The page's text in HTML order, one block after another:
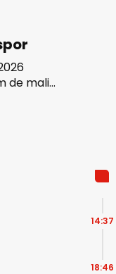
de mali
14:37
18:46